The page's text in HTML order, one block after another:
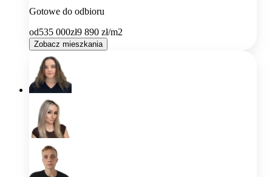
Gotowe do odbioru
od535 000zł9 890 zł/m2
Zobacz mieszkania